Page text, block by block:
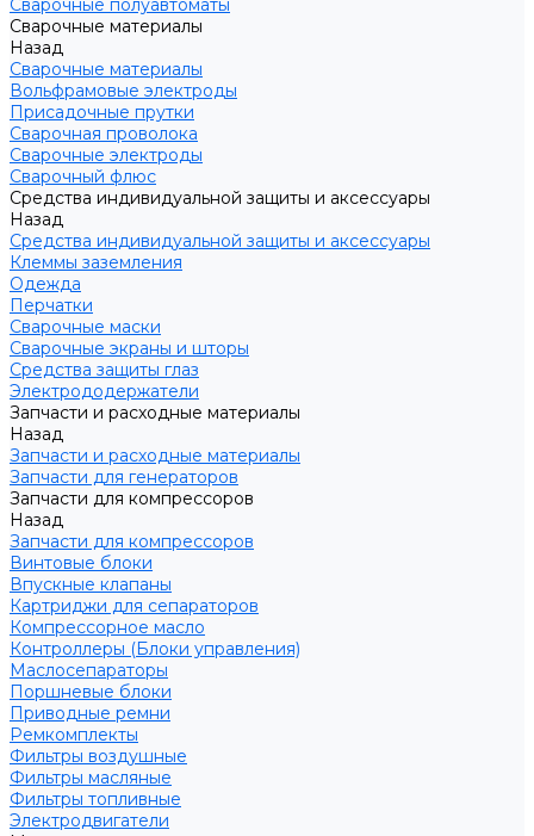
Сварочные полуавтоматы
Сварочные материалы
Назад
Сварочные материалы
Вольфрамовые электроды
Присадочные прутки
Сварочная проволока
Сварочные электроды
Сварочный флюс
Средства индивидуальной защиты и аксессуары
Назад
Средства индивидуальной защиты и аксессуары
Клеммы заземления
Одежда
Перчатки
Сварочные маски
Сварочные экраны и шторы
Средства защиты глаз
Электрододержатели
Запчасти и расходные материалы
Назад
Запчасти и расходные материалы
Запчасти для генераторов
Запчасти для компрессоров
Назад
Запчасти для компрессоров
Винтовые блоки
Впускные клапаны
Картриджи для сепараторов
Компрессорное масло
Контроллеры (Блоки управления)
Маслосепараторы
Поршневые блоки
Приводные ремни
Ремкомплекты
Фильтры воздушные
Фильтры масляные
Фильтры топливные
Электродвигатели